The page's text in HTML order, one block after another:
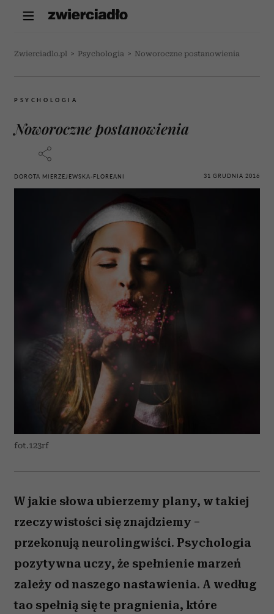
Zwierciadlo.pl > Psychologia > Noworoczne postanowienia
PSYCHOLOGIA
Noworoczne postanowienia
DOROTA MIERZEJEWSKA-FLOREANI 31 GRUDNIA 2016
fot.123rf
W jakie słowa ubierzemy plany, w takiej
rzeczywistości się znajdziemy –
przekonują neurolingwiści. Psychologia
pozytywna uczy, że spełnienie marzeń
zależy od naszego nastawienia. A według
tao spełnią się te pragnienia, które